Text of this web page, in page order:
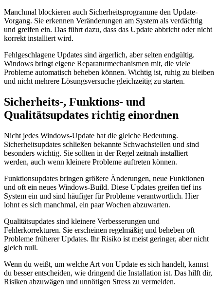
Manchmal blockieren auch Sicherheitsprogramme den Update-
Vorgang. Sie erkennen Veränderungen am System als verdächtig
und greifen ein. Das führt dazu, dass das Update abbricht oder nicht
korrekt installiert wird.
Fehlgeschlagene Updates sind ärgerlich, aber selten endgültig.
Windows bringt eigene Reparaturmechanismen mit, die viele
Probleme automatisch beheben können. Wichtig ist, ruhig zu bleiben
und nicht mehrere Lösungsversuche gleichzeitig zu starten.
Sicherheits-, Funktions- und
Qualitätsupdates richtig einordnen
Nicht jedes Windows-Update hat die gleiche Bedeutung.
Sicherheitsupdates schließen bekannte Schwachstellen und sind
besonders wichtig. Sie sollten in der Regel zeitnah installiert
werden, auch wenn kleinere Probleme auftreten können.
Funktionsupdates bringen größere Änderungen, neue Funktionen
und oft ein neues Windows-Build. Diese Updates greifen tief ins
System ein und sind häufiger für Probleme verantwortlich. Hier
lohnt es sich manchmal, ein paar Wochen abzuwarten.
Qualitätsupdates sind kleinere Verbesserungen und
Fehlerkorrekturen. Sie erscheinen regelmäßig und beheben oft
Probleme früherer Updates. Ihr Risiko ist meist geringer, aber nicht
gleich null.
Wenn du weißt, um welche Art von Update es sich handelt, kannst
du besser entscheiden, wie dringend die Installation ist. Das hilft dir,
Risiken abzuwägen und unnötigen Stress zu vermeiden.